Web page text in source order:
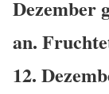
Dezember
an.
12.